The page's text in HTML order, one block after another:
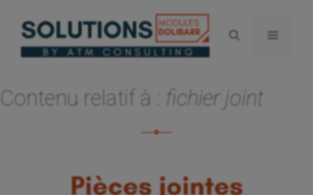
contenu
Contenu relatif à : fichier joint